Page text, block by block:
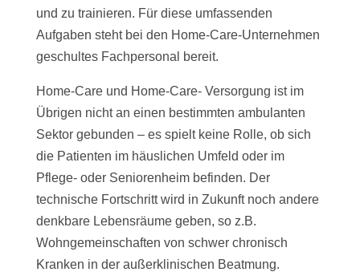
und zu trainieren. Für diese umfassenden
Aufgaben steht bei den Home-Care-Unternehmen
geschultes Fachpersonal bereit.
Home-Care und Home-Care- Versorgung ist im
Übrigen nicht an einen bestimmten ambulanten
Sektor gebunden – es spielt keine Rolle, ob sich
die Patienten im häuslichen Umfeld oder im
Pflege- oder Seniorenheim befinden. Der
technische Fortschritt wird in Zukunft noch andere
denkbare Lebensräume geben, so z.B.
Wohngemeinschaften von schwer chronisch
Kranken in der außerklinischen Beatmung.